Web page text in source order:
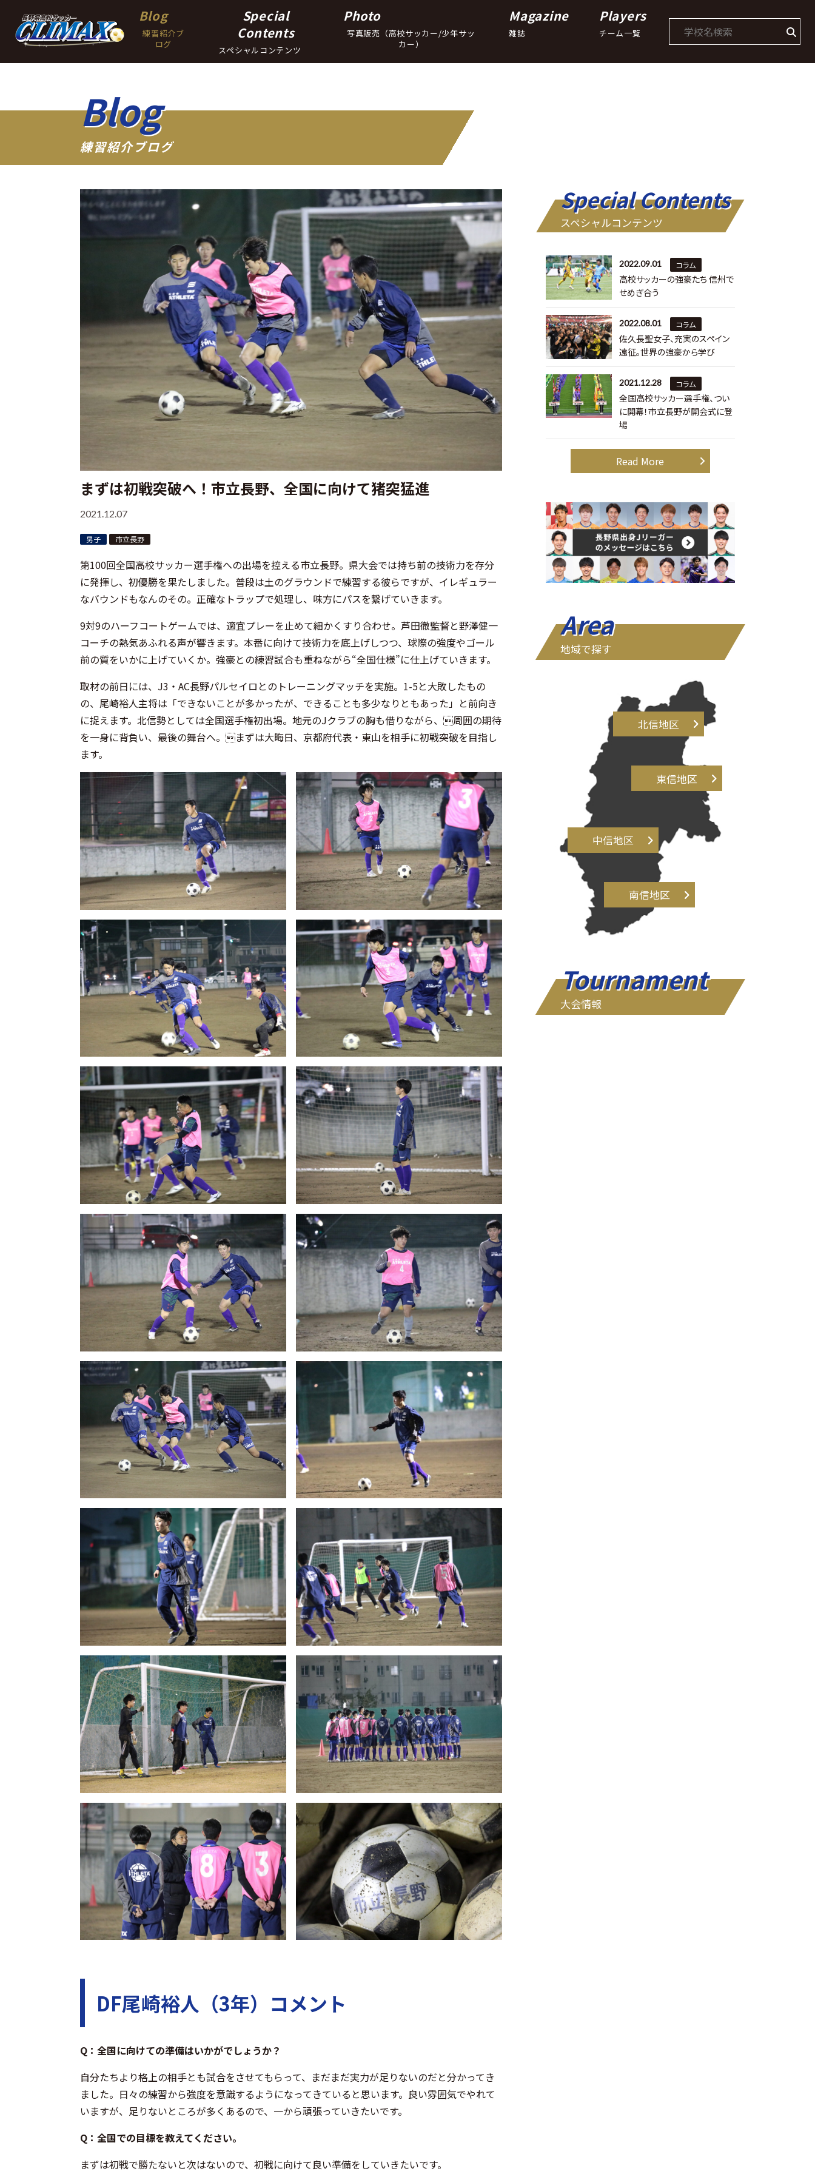
練習紹介ブ
ログ
Blog
スペシャルコンテンツ
Special
Contents
写真販売（高校サッカー/少年サッ
カー）
Photo
雑誌
Magazine
チーム一覧
Players
Blog
練習紹介ブログ
まずは初戦突破へ！市立長野、全国に向けて猪突猛進
2021.12.07
男子 市立長野
第100回全国高校サッカー選手権への出場を控える市立長野。県大会では持ち前の技術力を存分
に発揮し、初優勝を果たしました。普段は土のグラウンドで練習する彼らですが、イレギュラー
なバウンドもなんのその。正確なトラップで処理し、味方にパスを繋げていきます。
9対9のハーフコートゲームでは、適宜プレーを止めて細かくすり合わせ。芦田徹監督と野澤健一
コーチの熱気あふれる声が響きます。本番に向けて技術力を底上げしつつ、球際の強度やゴール
前の質をいかに上げていくか。強豪との練習試合も重ねながら“全国仕様”に仕上げていきます。
取材の前日には、J3・AC長野パルセイロとのトレーニングマッチを実施。1-5と大敗したもの
の、尾崎裕人主将は「できないことが多かったが、できることも多少なりともあった」と前向き
に捉えます。北信勢としては全国選手権初出場。地元のJクラブの胸も借りながら、周囲の期待
を一身に背負い、最後の舞台へ。まずは大晦日、京都府代表・東山を相手に初戦突破を目指し
ます。
DF尾崎裕人（3年）コメント
Q：全国に向けての準備はいかがでしょうか？
自分たちより格上の相手とも試合をさせてもらって、まだまだ実力が足りないのだと分かってき
ました。日々の練習から強度を意識するようになってきていると思います。良い雰囲気でやれて
いますが、足りないところが多くあるので、一から頑張っていきたいです。
Q：全国での目標を教えてください。
まずは初戦で勝たないと次はないので、初戦に向けて良い準備をしていきたいです。
Special Contents
スペシャルコンテンツ
2022.09.01 コラム
高校サッカーの強豪たち 信州で
せめぎ合う
2022.08.01 コラム
佐久長聖女子、充実のスペイン
遠征。世界の強豪から学び
2021.12.28 コラム
全国高校サッカー選手権、つい
に開幕！市立長野が開会式に登
場
Read More
Area
地域で探す
北信地区
東信地区
中信地区
南信地区
Tournament
大会情報